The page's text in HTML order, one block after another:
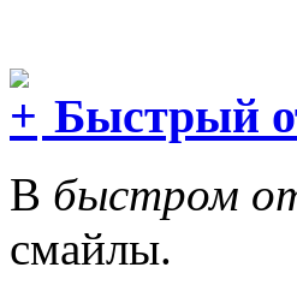
Быстрый
В быстром
смайлы.